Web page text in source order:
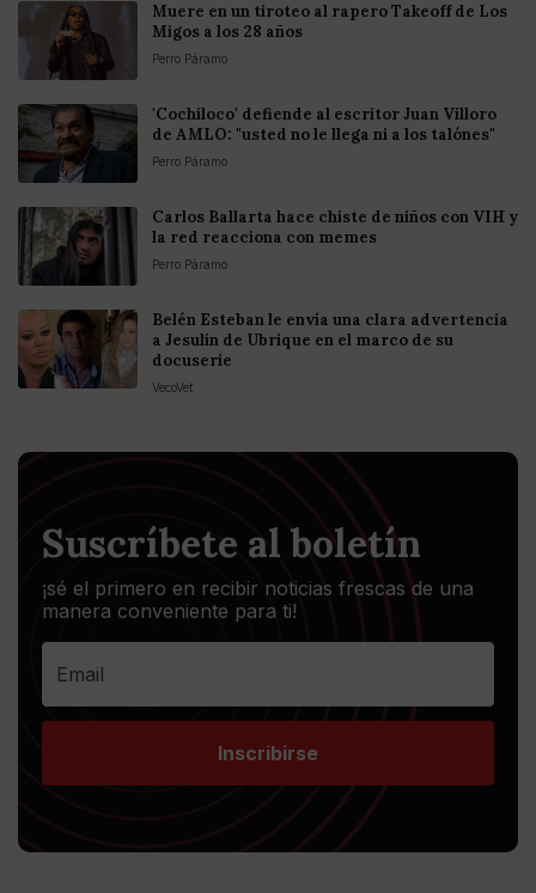
Muere en un tiroteo al rapero Takeoff de Los
Migos a los 28 años
Perro Páramo
'Cochiloco' defiende al escritor Juan Villoro
de AMLO: "usted no le llega ni a los talónes"
Perro Páramo
Carlos Ballarta hace chiste de niños con VIH y
la red reacciona con memes
Perro Páramo
Belén Esteban le envía una clara advertencia
a Jesulín de Ubrique en el marco de su
docuserie
VecoVet
Suscríbete al boletín
¡sé el primero en recibir noticias frescas de una
manera conveniente para ti!
Inscribirse